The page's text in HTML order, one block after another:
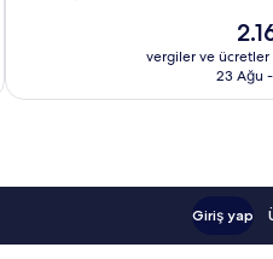
fiyat:
vergiler ve
23 Ağu
Giriş yap